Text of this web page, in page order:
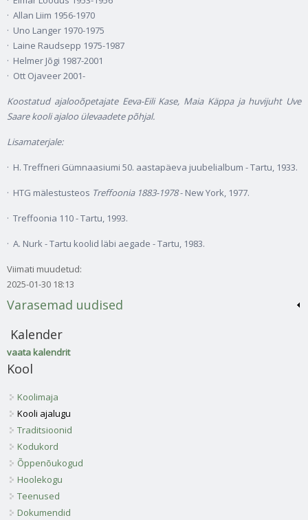
· Allan Liim 1956-1970
· Uno Langer 1970-1975
· Laine Raudsepp 1975-1987
· Helmer Jõgi 1987-2001
· Ott Ojaveer 2001-
Koostatud ajalooõpetajate Eeva-Eili Kase, Maia Käppa ja huvijuht Uve
Saare kooli ajaloo ülevaadete põhjal.
Lisamaterjale:
· H. Treffneri Gümnaasiumi 50. aastapäeva juubelialbum - Tartu, 1933.
· HTG mälestusteos Treffoonia 1883-1978- New York, 1977.
· Treffoonia 110 - Tartu, 1993.
· A. Nurk - Tartu koolid läbi aegade - Tartu, 1983.
Viimati muudetud:
2025-01-30 18:13
Varasemad uudised
Kalender
vaata kalendrit
Kool
Koolimaja
Kooli ajalugu
Traditsioonid
Kodukord
Õppenõukogud
Hoolekogu
Teenused
Dokumendid